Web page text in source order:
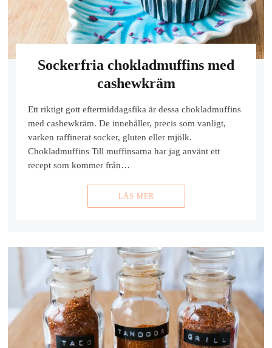
Sockerfria chokladmuffins med
cashewkräm
Ett riktigt gott eftermiddagsfika är dessa chokladmuffins
med cashewkräm. De innehåller, precis som vanligt,
varken raffinerat socker, gluten eller mjölk.
Chokladmuffins Till muffinsarna har jag använt ett
recept som kommer från…
LÄS MER